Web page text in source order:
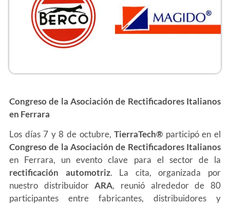
Congreso de la Asociación de Rectificadores Italianos
en Ferrara
Los días 7 y 8 de octubre,TierraTech® participó en el
Congreso de la Asociación de Rectificadores Italianos
en Ferrara, un evento clave para el sector de la
rectificación automotriz. La cita, organizada por
nuestro distribuidorARA, reunió alrededor de 80
participantes entre fabricantes, distribuidores y